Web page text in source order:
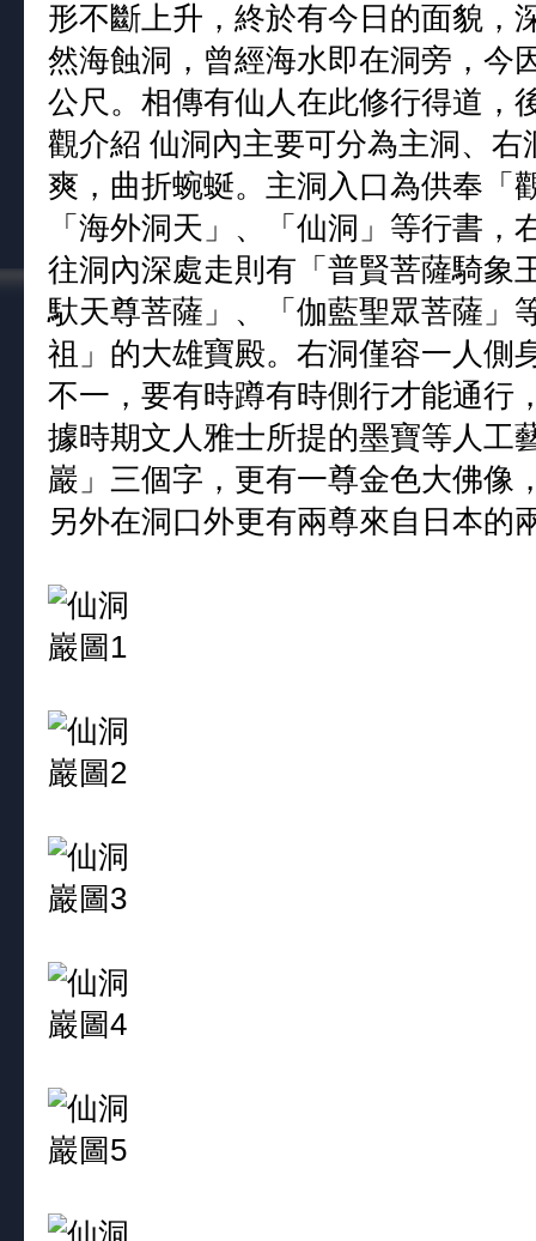
形不斷上升，終於有今日的面貌，
然海蝕洞，曾經海水即在洞旁，今
公尺。相傳有仙人在此修行得道，
觀介紹 仙洞內主要可分為主洞、
爽，曲折蜿蜒。主洞入口為供奉「
「海外洞天」、「仙洞」等行書
往洞內深處走則有「普賢菩薩騎象
馱天尊菩薩」、「伽藍聖眾菩薩」
祖」的大雄寶殿。右洞僅容一人側
不一，要有時蹲有時側行才能通行
據時期文人雅士所提的墨寶等人工
巖」三個字，更有一尊金色大佛像
另外在洞口外更有兩尊來自日本的